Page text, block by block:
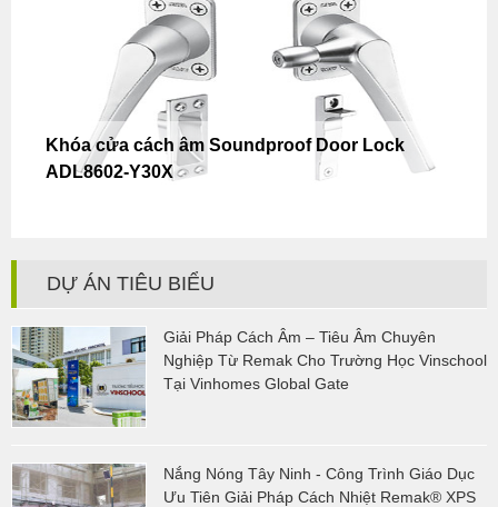
Khóa cửa cách âm Soundproof Door Lock
ADL8602-Y30X
DỰ ÁN TIÊU BIỂU
Giải Pháp Cách Âm – Tiêu Âm Chuyên
Nghiệp Từ Remak Cho Trường Học Vinschool
Tại Vinhomes Global Gate
Nắng Nóng Tây Ninh - Công Trình Giáo Dục
Ưu Tiên Giải Pháp Cách Nhiệt Remak® XPS